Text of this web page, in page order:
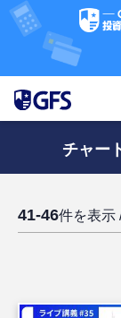
チャー
41-46件を表示